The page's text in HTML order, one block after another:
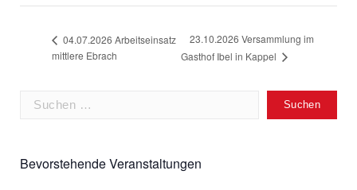
04.07.2026 Arbeitseinsatz
mittlere Ebrach
23.10.2026 Versammlung im
Gasthof Ibel in Kappel
Suchen
Bevorstehende Veranstaltungen